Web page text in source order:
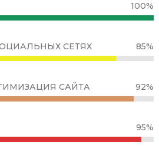
100%
СЕТЯХ 85%
САЙТА 92%
95%